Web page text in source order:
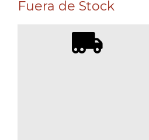
Fuera de Stock